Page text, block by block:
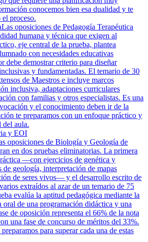
conocemos bien esa dualidad y te
el proceso.
Las oposiciones de Pedagogía Terapéutica
humana y técnica que exigen al
eje central de la prueba, plantea
con necesidades educativas
debe demostrar criterio para diseñar
y fundamentadas. El temario de 30
de Maestros e incluye marcos
inclusiva, adaptaciones curriculares
con familias y otros especialistas. Es una
y el conocimiento deben ir de la
te preparamos con un enfoque práctico y
del aula.
y EOI
oposiciones de Biología y Geología de
en dos pruebas eliminatorias. La primera
—con ejercicios de genética y
geología, interpretación de mapas
de seres vivos— y el desarrollo escrito de
extraídos al azar de un temario de 75
evalúa la aptitud pedagógica mediante la
oral de una programación didáctica y una
de oposición representa el 66% de la nota
una fase de concurso de méritos del 33%.
para superar cada una de estas